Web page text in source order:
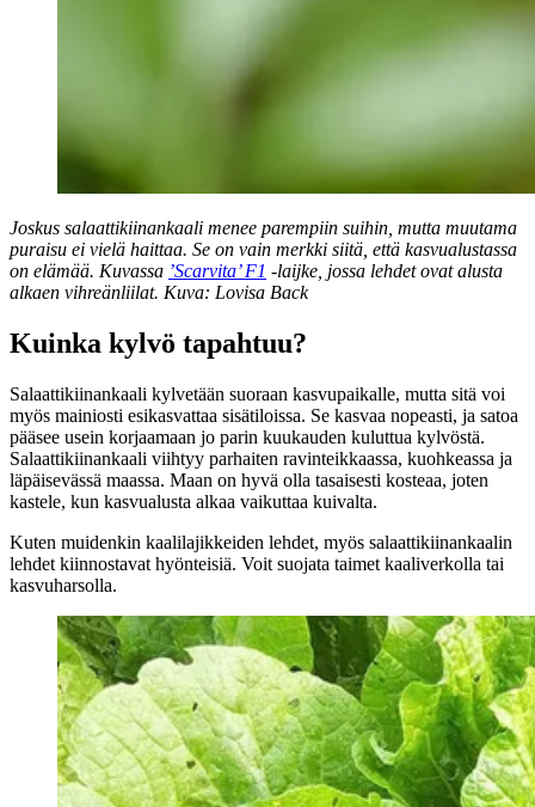
Joskus salaattikiinankaali menee parempiin suihin, mutta muutama
puraisu ei vielä haittaa. Se on vain merkki siitä, että kasvualustassa
on elämää. Kuvassa ’Scarvita’ F1 -laijke, jossa lehdet ovat alusta
alkaen vihreänliilat. Kuva: Lovisa Back
Kuinka kylvö tapahtuu?
Salaattikiinankaali kylvetään suoraan kasvupaikalle, mutta sitä voi
myös mainiosti esikasvattaa sisätiloissa. Se kasvaa nopeasti, ja satoa
pääsee usein korjaamaan jo parin kuukauden kuluttua kylvöstä.
Salaattikiinankaali viihtyy parhaiten ravinteikkaassa, kuohkeassa ja
läpäisevässä maassa. Maan on hyvä olla tasaisesti kosteaa, joten
kastele, kun kasvualusta alkaa vaikuttaa kuivalta.
Kuten muidenkin kaalilajikkeiden lehdet, myös salaattikiinankaalin
lehdet kiinnostavat hyönteisiä. Voit suojata taimet kaaliverkolla tai
kasvuharsolla.